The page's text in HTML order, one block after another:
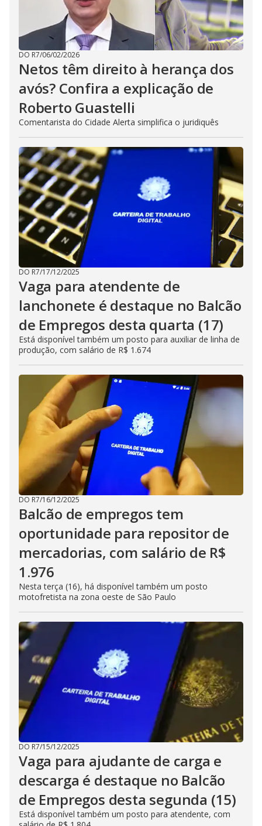
DO R7/06/02/2026
Netos têm direito à herança dos
avós? Confira a explicação de
Roberto Guastelli
Comentarista do Cidade Alerta simplifica o juridiquês
DO R7/17/12/2025
Vaga para atendente de
lanchonete é destaque no Balcão
de Empregos desta quarta (17)
Está disponível também um posto para auxiliar de linha de
produção, com salário de R$ 1.674
DO R7/16/12/2025
Balcão de empregos tem
oportunidade para repositor de
mercadorias, com salário de R$
1.976
Nesta terça (16), há disponível também um posto
motofretista na zona oeste de São Paulo
DO R7/15/12/2025
Vaga para ajudante de carga e
descarga é destaque no Balcão
de Empregos desta segunda (15)
Está disponível também um posto para atendente, com